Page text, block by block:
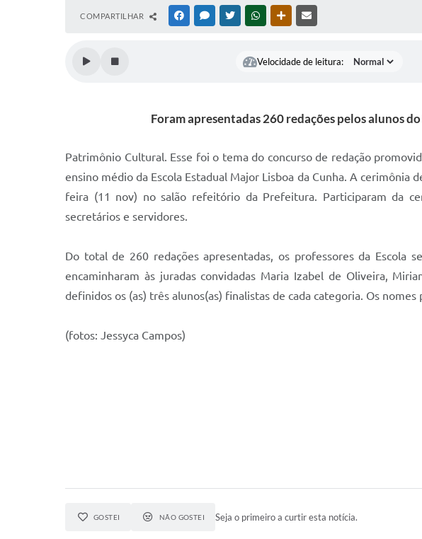
COMPARTILHAR FACEBOOKMESSENGER
TWITTERWHATSAPPOUTRAS MÍDIAS
Velocidade de leitura:
Foram apresentadas 260 redações pelos alunos
Patrimônio Cultural. Esse foi o tema do concurso de redação
ensino médio da Escola Estadual Major Lisboa da Cunha. A
feira (11 nov) no salão refeitório da Prefeitura. Participaram da
secretários e servidores.
Do total de 260 redações apresentadas, os professores da Escola
encaminharam às juradas convidadas Maria Izabel de Oliveira,
definidos os (as) três alunos(as) finalistas de cada categoria. Os
(fotos: Jessyca Campos)
GOSTEI NÃO GOSTEI Seja o primeiro a curtir esta notícia.